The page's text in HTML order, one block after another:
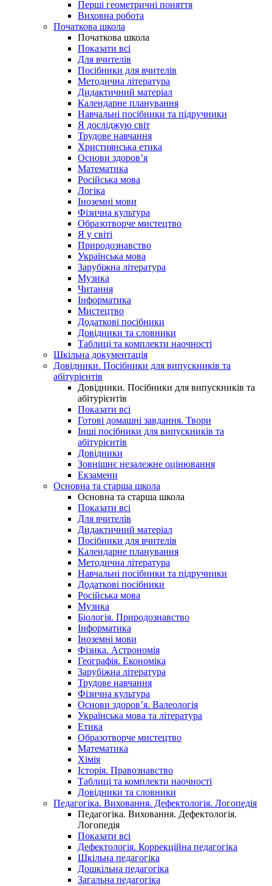
Перші геометричні поняття
Виховна робота
Початкова школа
Початкова школа
Показати всі
Для вчителів
Посібники для вчителів
Методична література
Дидактичний матеріал
Календарне планування
Навчальні посібники та підручники
Я досліджую світ
Трудове навчання
Християнська етика
Основи здоров’я
Математика
Російська мова
Логіка
Іноземні мови
Фізична культура
Образотворче мистецтво
Я у світі
Природознавство
Українська мова
Зарубіжна література
Музика
Читання
Інформатика
Мистецтво
Додаткові посібники
Довідники та словники
Таблиці та комплекти наочності
Шкільна документація
Довідники. Посібники для випускників та
абітурієнтів
Довідники. Посібники для випускників та
абітурієнтів
Показати всі
Готові домашні завдання. Твори
Інші посібники для випускників та
абітурієнтів
Довідники
Зовнішнє незалежне оцінювання
Екзамени
Основна та старша школа
Основна та старша школа
Показати всі
Для вчителів
Дидактичний матеріал
Посібники для вчителів
Календарне планування
Методична література
Навчальні посібники та підручники
Додаткові посібники
Російська мова
Музика
Біологія. Природознавство
Інформатика
Іноземні мови
Фізика. Астрономія
Географія. Економіка
Зарубіжна література
Трудове навчання
Фізична культура
Основи здоров’я. Валеологія
Українська мова та література
Етика
Образотворче мистецтво
Математика
Хімія
Історія. Правознавство
Таблиці та комплекти наочності
Довідники та словники
Педагогіка. Виховання. Дефектологія. Логопедія
Педагогіка. Виховання. Дефектологія.
Логопедія
Показати всі
Дефектологія. Коррекційна педагогіка
Шкільна педагогіка
Дошкільна педагогіка
Загальна педагогіка